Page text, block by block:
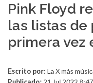
Pink Floyd
las listas de
primera vez
Escrito por: La X más